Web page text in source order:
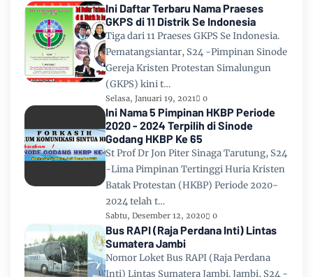
Ini Daftar Terbaru Nama Praeses
GKPS di 11 Distrik Se Indonesia
Tiga dari 11 Praeses GKPS Se Indonesia.
Pematangsiantar, S24 -Pimpinan Sinode
Gereja Kristen Protestan Simalungun
(GKPS) kini t…
Selasa, Januari 19, 2021 0
Ini Nama 5 Pimpinan HKBP Periode
2020 - 2024 Terpilih di Sinode
Godang HKBP Ke 65
St Prof Dr Jon Piter Sinaga Tarutung, S24
-Lima Pimpinan Tertinggi Huria Kristen
Batak Protestan (HKBP) Periode 2020-
2024 telah t…
Sabtu, Desember 12, 2020 0
Bus RAPI (Raja Perdana Inti) Lintas
Sumatera Jambi
Nomor Loket Bus RAPI (Raja Perdana
Inti) Lintas Sumatera Jambi. Jambi, S24 -